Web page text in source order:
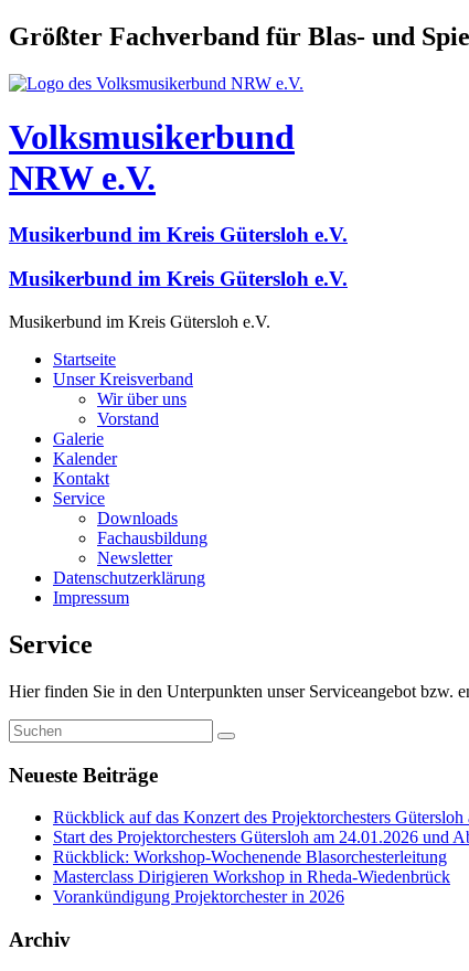
Größter Fachverband für Blas- und
Volksmusikerbund
NRW e.V.
Musikerbund im Kreis Gütersloh e.V.
Musikerbund im Kreis Gütersloh e.V.
Musikerbund im Kreis Gütersloh e.V.
Startseite
Unser Kreisverband
Wir über uns
Vorstand
Galerie
Kalender
Kontakt
Service
Downloads
Fachausbildung
Newsletter
Datenschutzerklärung
Impressum
Service
Hier finden Sie in den Unterpunkten unser Serviceangebot bzw.
Neueste Beiträge
Rückblick auf das Konzert des Projektorchesters
Start des Projektorchesters Gütersloh am 24.01.2026 und
Rückblick: Workshop-Wochenende Blasorchesterleitung
Masterclass Dirigieren Workshop in Rheda-Wiedenbrück
Vorankündigung Projektorchester in 2026
Archiv